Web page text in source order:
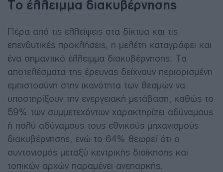
Το έλλειμμα διακυβέρνησης
Πέρα από τις ελλείψεις στα δίκτυα και τις
επενδυτικές προκλήσεις, η μελέτη καταγράφει και
ένα σημαντικό έλλειμμα διακυβέρνησης. Τα
αποτελέσματα της έρευνας δείχνουν περιορισμένη
εμπιστοσύνη στην ικανότητα των θεσμών να
υποστηρίξουν την ενεργειακή μετάβαση, καθώς το
59% των συμμετεχόντων χαρακτηρίζει αδύναμους
ή πολύ αδύναμους τους εθνικούς μηχανισμούς
διακυβέρνησης, ενώ το 64% θεωρεί ότι ο
συντονισμός μεταξύ κεντρικής διοίκησης και
τοπικών αρχών παραμένει ανεπαρκής.